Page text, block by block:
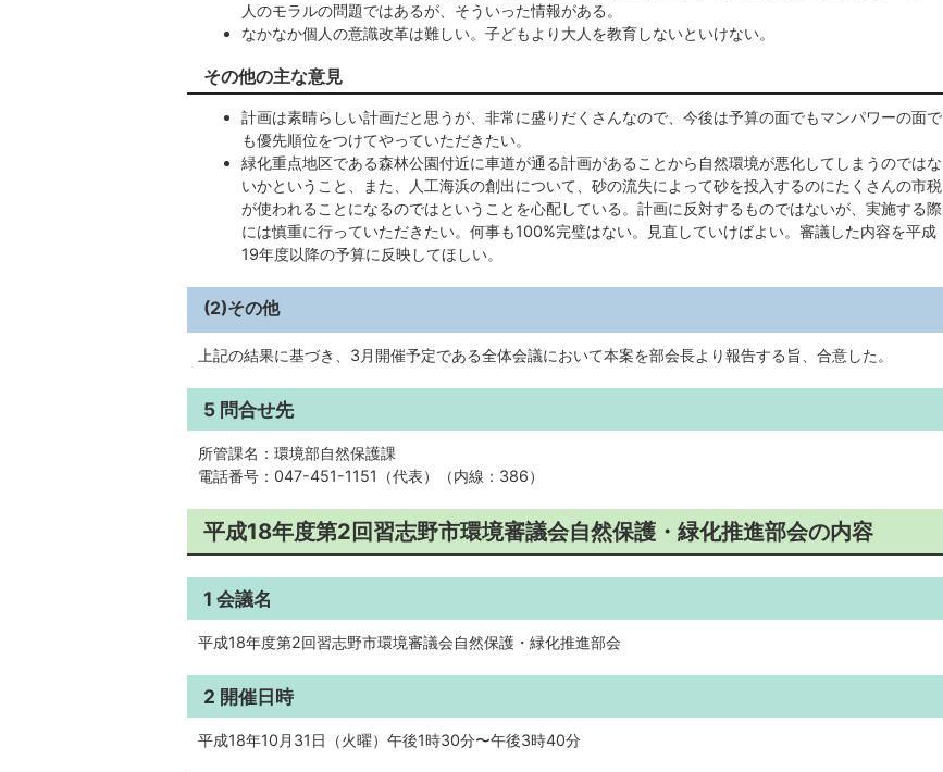
人のモラルの問題ではあるが、そういった情報がある。
なかなか個人の意識改革は難しい。子どもより大人を教育しないといけない。
その他の主な意見
計画は素晴らしい計画だと思うが、非常に盛りだくさんなので、今後は予算の面でもマンパワーの面で
も優先順位をつけてやっていただきたい。
緑化重点地区である森林公園付近に車道が通る計画があることから自然環境が悪化してしまうのではな
いかということ、また、人工海浜の創出について、砂の流失によって砂を投入するのにたくさんの市税
が使われることになるのではということを心配している。計画に反対するものではないが、実施する際
には慎重に行っていただきたい。何事も100%完璧はない。見直していけばよい。審議した内容を平成
19年度以降の予算に反映してほしい。
(2)その他
上記の結果に基づき、3月開催予定である全体会議において本案を部会長より報告する旨、合意した。
5 問合せ先
所管課名：環境部自然保護課
電話番号：047-451-1151（代表）（内線：386）
平成18年度第2回習志野市環境審議会自然保護・緑化推進部会の内容
1 会議名
平成18年度第2回習志野市環境審議会自然保護・緑化推進部会
2 開催日時
平成18年10月31日（火曜）午後1時30分〜午後3時40分